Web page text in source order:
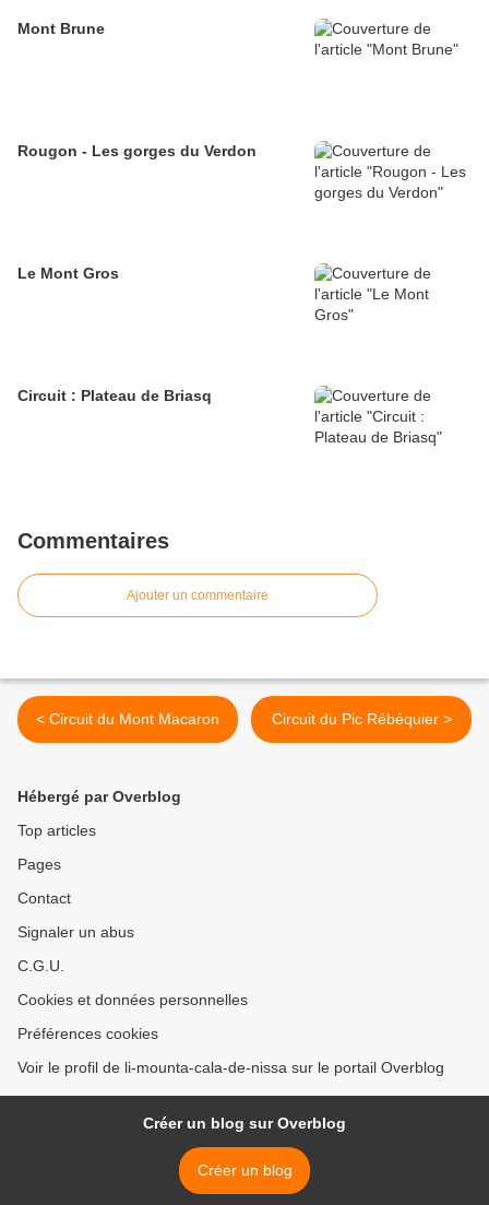
Mont Brune
Rougon - Les gorges du Verdon
Le Mont Gros
Circuit : Plateau de Briasq
Commentaires
Ajouter un commentaire
< Circuit du Mont Macaron Circuit du Pic Rébéquier >
Hébergé par Overblog
Top articles
Pages
Contact
Signaler un abus
C.G.U.
Cookies et données personnelles
Préférences cookies
Voir le profil de li-mounta-cala-de-nissa sur le portail Overblog
Créer un blog sur Overblog
Créer un blog